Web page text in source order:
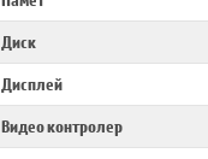
Диск
Дисплей
Видео контролер